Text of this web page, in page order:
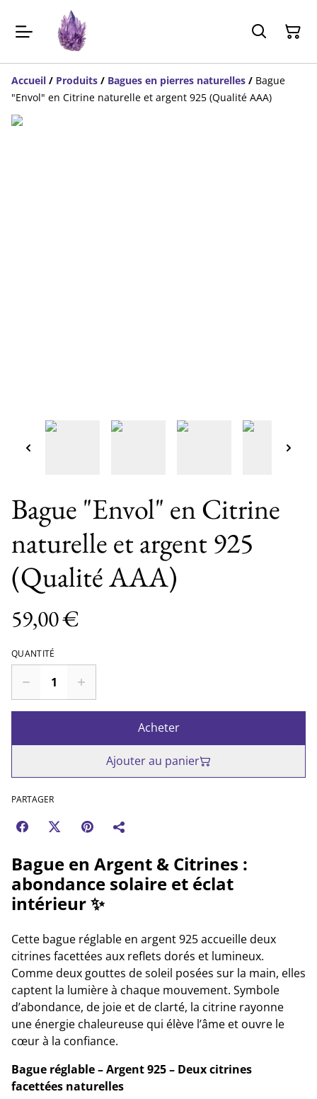
Accueil / Produits / Bagues en pierres naturelles / Bague
"Envol" en Citrine naturelle et argent 925 (Qualité AAA)
Bague "Envol" en Citrine
naturelle et argent 925
(Qualité AAA)
59,00 €
QUANTITÉ
Acheter
Ajouter au panier
PARTAGER
Bague en Argent & Citrines :
abondance solaire et éclat
intérieur ✨
Cette bague réglable en argent 925 accueille deux
citrines facettées aux reflets dorés et lumineux.
Comme deux gouttes de soleil posées sur la main, elles
captent la lumière à chaque mouvement. Symbole
d’abondance, de joie et de clarté, la citrine rayonne
une énergie chaleureuse qui élève l’âme et ouvre le
cœur à la confiance.
Bague réglable – Argent 925 – Deux citrines
facettées naturelles